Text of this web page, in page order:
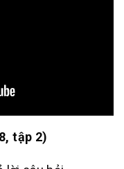
tập 2)